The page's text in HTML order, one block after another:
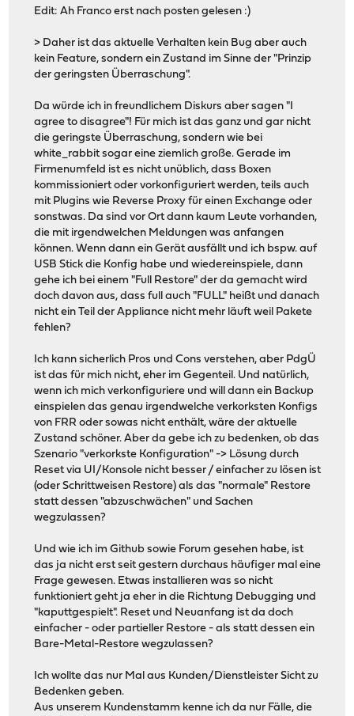
Edit: Ah Franco erst nach posten gelesen :)
> Daher ist das aktuelle Verhalten kein Bug aber auch
kein Feature, sondern ein Zustand im Sinne der "Prinzip
der geringsten Überraschung".
Da würde ich in freundlichem Diskurs aber sagen "I
agree to disagree"! Für mich ist das ganz und gar nicht
die geringste Überraschung, sondern wie bei
white_rabbit sogar eine ziemlich große. Gerade im
Firmenumfeld ist es nicht unüblich, dass Boxen
kommissioniert oder vorkonfiguriert werden, teils auch
mit Plugins wie Reverse Proxy für einen Exchange oder
sonstwas. Da sind vor Ort dann kaum Leute vorhanden,
die mit irgendwelchen Meldungen was anfangen
können. Wenn dann ein Gerät ausfällt und ich bspw. auf
USB Stick die Konfig habe und wiedereinspiele, dann
gehe ich bei einem "Full Restore" der da gemacht wird
doch davon aus, dass full auch "FULL" heißt und danach
nicht ein Teil der Appliance nicht mehr läuft weil Pakete
fehlen?
Ich kann sicherlich Pros und Cons verstehen, aber PdgÜ
ist das für mich nicht, eher im Gegenteil. Und natürlich,
wenn ich mich verkonfiguriere und will dann ein Backup
einspielen das genau irgendwelche verkorksten Konfigs
von FRR oder sowas nicht enthält, wäre der aktuelle
Zustand schöner. Aber da gebe ich zu bedenken, ob das
Szenario "verkorkste Konfiguration" -> Lösung durch
Reset via UI/Konsole nicht besser / einfacher zu lösen ist
(oder Schrittweisen Restore) als das "normale" Restore
statt dessen "abzuschwächen" und Sachen
wegzulassen?
Und wie ich im Github sowie Forum gesehen habe, ist
das ja nicht erst seit gestern durchaus häufiger mal eine
Frage gewesen. Etwas installieren was so nicht
funktioniert geht ja eher in die Richtung Debugging und
"kaputtgespielt". Reset und Neuanfang ist da doch
einfacher - oder partieller Restore - als statt dessen ein
Bare-Metal-Restore wegzulassen?
Ich wollte das nur Mal aus Kunden/Dienstleister Sicht zu
Bedenken geben.
Aus unserem Kundenstamm kenne ich da nur Fälle, die